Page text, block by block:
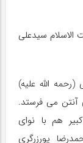
الاسلام سیدعلی
الله علیه)
آنتن می فرستد.
هم با نوای
پورزرگری